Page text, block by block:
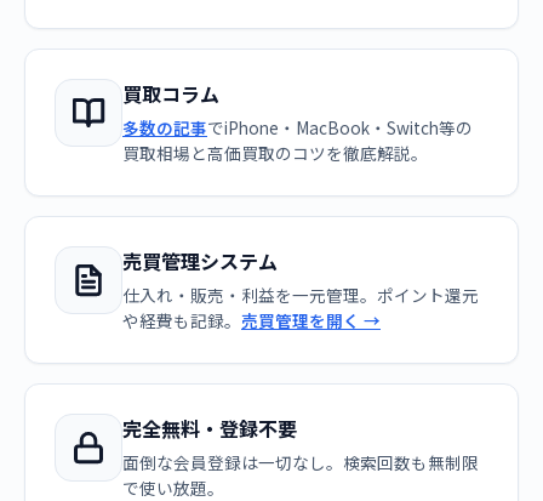
買取コラム
多数の記事でiPhone・MacBook・Switch等の
買取相場と高価買取のコツを徹底解説。
売買管理システム
仕入れ・販売・利益を一元管理。ポイント還元
や経費も記録。 売買管理を開く →
完全無料・登録不要
面倒な会員登録は一切なし。検索回数も無制限
で使い放題。